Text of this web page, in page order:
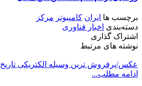
برچسب ها ایران کامپیوتر مرکز
دسته‌بندی اخبار فناوری
اشتراک گذاری
نوشته های مرتبط
عکس/پرفروش ترین وسیله الکتریکی تاریخ
ادامه مطلب...